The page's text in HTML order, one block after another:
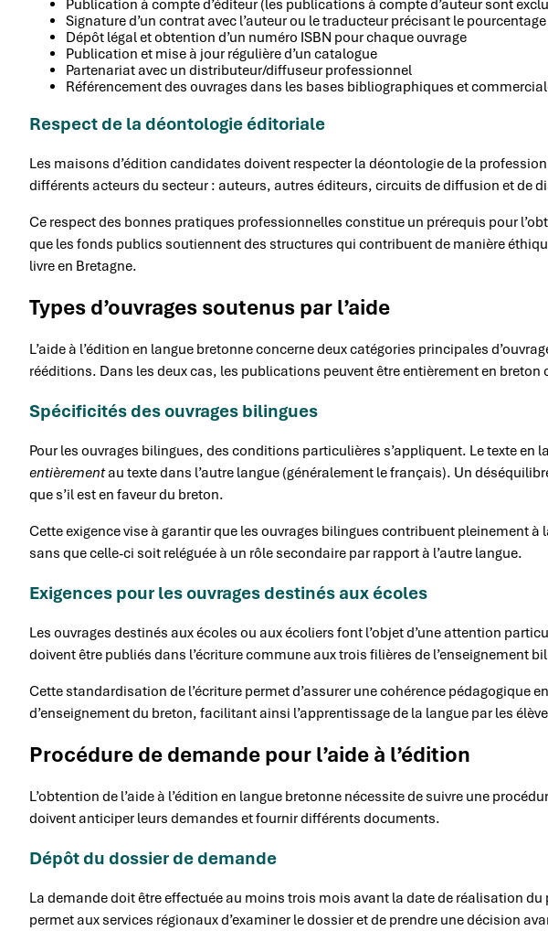
Publication à compte d’éditeur (les publications à compte d’auteur sont
Signature d’un contrat avec l’auteur ou le traducteur précisant le
Dépôt légal et obtention d’un numéro ISBN pour chaque ouvrage
Publication et mise à jour régulière d’un catalogue
Partenariat avec un distributeur/diffuseur professionnel
Référencement des ouvrages dans les bases bibliographiques et
Respect de la déontologie éditoriale
Les maisons d’édition candidates doivent respecter la déontologie de la
différents acteurs du secteur : auteurs, autres éditeurs, circuits de diffusion et de
Ce respect des bonnes pratiques professionnelles constitue un prérequis pour
que les fonds publics soutiennent des structures qui contribuent de manière
livre en Bretagne.
Types d’ouvrages soutenus par l’aide
L’aide à l’édition en langue bretonne concerne deux catégories principales
rééditions. Dans les deux cas, les publications peuvent être entièrement en breton
Spécificités des ouvrages bilingues
Pour les ouvrages bilingues, des conditions particulières s’appliquent. Le texte en
entièrementau texte dans l’autre langue (généralement le français). Un
que s’il est en faveur du breton.
Cette exigence vise à garantir que les ouvrages bilingues contribuent pleinement
sans que celle-ci soit reléguée à un rôle secondaire par rapport à l’autre langue.
Exigences pour les ouvrages destinés aux écoles
Les ouvrages destinés aux écoles ou aux écoliers font l’objet d’une attention
doivent être publiés dans l’écriture commune aux trois filières de l’enseignement
Cette standardisation de l’écriture permet d’assurer une cohérence pédagogique
d’enseignement du breton, facilitant ainsi l’apprentissage de la langue par les
Procédure de demande pour l’aide à l’édition
L’obtention de l’aide à l’édition en langue bretonne nécessite de suivre une
doivent anticiper leurs demandes et fournir différents documents.
Dépôt du dossier de demande
La demande doit être effectuée au moins trois mois avant la date de réalisation
permet aux services régionaux d’examiner le dossier et de prendre une décision